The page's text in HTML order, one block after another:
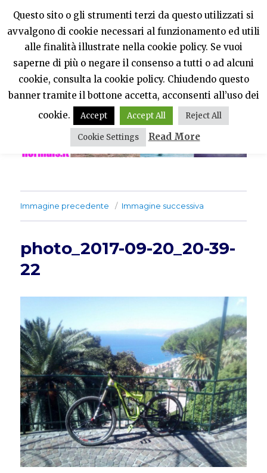
PercheNONEssereNormali?
MENU
Immagine precedente Immagine successiva
photo_2017-09-20_20-39-
22
Questo sito o gli strumenti terzi da questo utilizzati si
avvalgono di cookie necessari al funzionamento ed utili
alle finalità illustrate nella cookie policy. Se vuoi
saperne di più o negare il consenso a tutti o ad alcuni
cookie, consulta la cookie policy. Chiudendo questo
banner tramite il bottone accetta, acconsenti all’uso dei
cookie.
Accept Accept All Reject All
Cookie Settings Read More